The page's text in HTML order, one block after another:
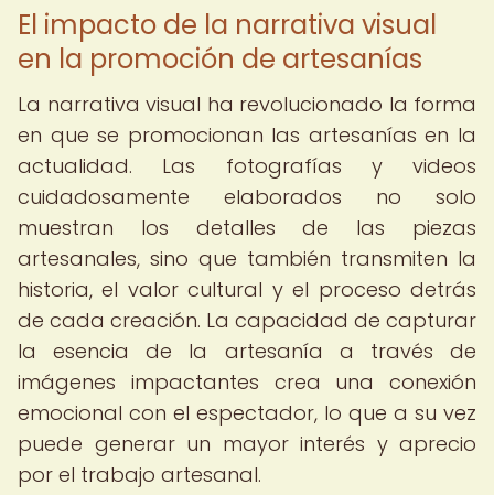
El impacto de la narrativa visual
en la promoción de artesanías
La narrativa visual ha revolucionado la forma
en que se promocionan las artesanías en la
actualidad. Las fotografías y videos
cuidadosamente elaborados no solo
muestran los detalles de las piezas
artesanales, sino que también transmiten la
historia, el valor cultural y el proceso detrás
de cada creación. La capacidad de capturar
la esencia de la artesanía a través de
imágenes impactantes crea una conexión
emocional con el espectador, lo que a su vez
puede generar un mayor interés y aprecio
por el trabajo artesanal.